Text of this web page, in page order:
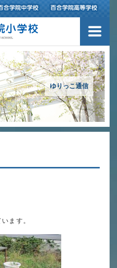
ゆりっこ通信
ます。
３つの豊かさ・沿革
施設紹介
アクセスマップ
制服紹介
スクールバス運行
授業の特色
英語力の向上
体育と食育